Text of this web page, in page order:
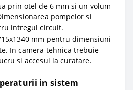
prin otel de 6 mm si un volum
pompelor si
intregul circuit.
mm pentru dimensiuni
In camera tehnica trebuie
si accesul la curatare.
in sistem